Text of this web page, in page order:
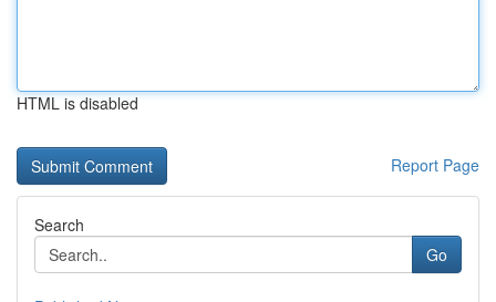
HTML is disabled
Report Page
Search
Go